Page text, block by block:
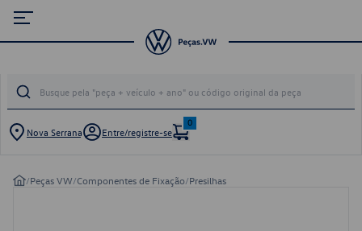
Nova Serrana Entre/registre-se
0
/Peças VW/Componentes de Fixação/Presilhas